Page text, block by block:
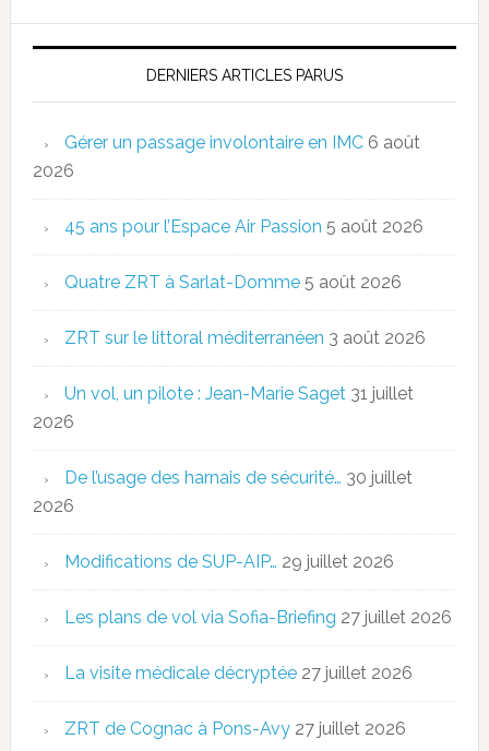
DERNIERS ARTICLES PARUS
Gérer un passage involontaire en IMC 6 août
2026
45 ans pour l’Espace Air Passion 5 août 2026
Quatre ZRT à Sarlat-Domme 5 août 2026
ZRT sur le littoral méditerranéen 3 août 2026
Un vol, un pilote : Jean-Marie Saget 31 juillet
2026
De l’usage des harnais de sécurité… 30 juillet
2026
Modifications de SUP-AIP… 29 juillet 2026
Les plans de vol via Sofia-Briefing 27 juillet 2026
La visite médicale décryptée 27 juillet 2026
ZRT de Cognac à Pons-Avy 27 juillet 2026